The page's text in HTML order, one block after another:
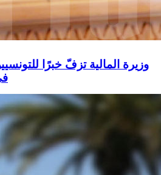
في 2026